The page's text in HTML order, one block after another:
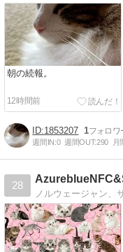
朝の続報。
12時間前
1853207 1
週間IN:0 週間OUT:290 月
28